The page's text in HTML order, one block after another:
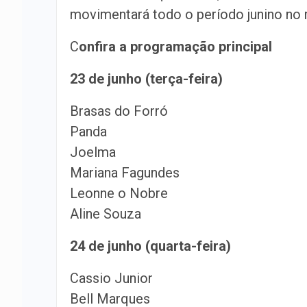
movimentará todo o período junino no
Confira a programação principal
23 de junho (terça-feira)
Brasas do Forró
Panda
Joelma
Mariana Fagundes
Leonne o Nobre
Aline Souza
24 de junho (quarta-feira)
Cassio Junior
Bell Marques